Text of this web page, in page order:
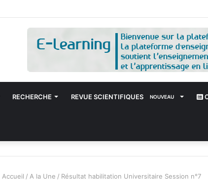
Session n°9
RECHERCHE REVUE SCIENTIFIQUES NOUVEAU
Accueil / A la Une / Résultat habilitation Universitaire Session n°7